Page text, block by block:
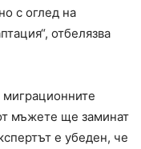
с оглед на
отбелязва
мъжете ще заминат
е убеден, че